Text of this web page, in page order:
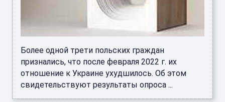
Более одной трети польских граждан
признались, что после февраля 2022 г. их
отношение к Украине ухудшилось. Об этом
свидетельствуют результаты опроса ...